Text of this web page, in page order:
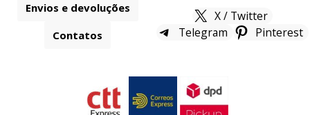
Envios e devoluções
Contatos
X / Twitter
Telegram
Pinterest